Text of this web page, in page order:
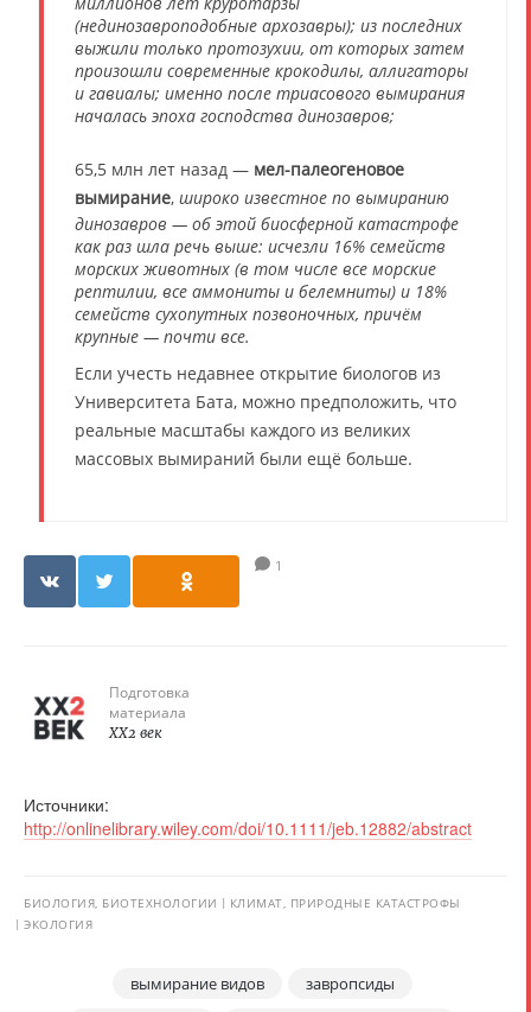
(нединозавроподобные архозавры); из последних
выжили только протозухии, от которых затем
произошли современные крокодилы, аллигаторы
и гавиалы; именно после триасового вымирания
началась эпоха господства динозавров;
65,5 млн лет назад — мел-палеогеновое
вымирание, широко известное по вымиранию
динозавров — об этой биосферной катастрофе
как раз шла речь выше: исчезли 16% семейств
морских животных (в том числе все морские
рептилии, все аммониты и белемниты) и 18%
семейств сухопутных позвоночных, причём
крупные — почти все.
Если учесть недавнее открытие биологов из
Университета Бата, можно предположить, что
реальные масштабы каждого из великих
массовых вымираний были ещё больше.
1
Подготовка
материала
XX2 век
Источники:
http://onlinelibrary.wiley.com/doi/10.1111/jeb.12882/abstract
БИОЛОГИЯ, БИОТЕХНОЛОГИИ
КЛИМАТ, ПРИРОДНЫЕ КАТАСТРОФЫ
ЭКОЛОГИЯ
вымирание видов
завропсиды